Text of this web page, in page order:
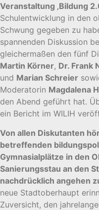
Veranstaltung ‚Bildung
Schulentwicklung in den
Schwung gegeben zu
spannenden Diskussion
gleichermaßen den fünf
Martin Körner, Dr. Frank
und Marian Schreier
Moderatorin Magdalena
den Abend geführt hat.
ein Bericht im WILIH
Von allen Diskutanten
betreffenden
Gymnasialplätze in den
Sanierungsstau an den
nachdrücklich angehen
neue Stadtoberhaupt
Zuversicht, den